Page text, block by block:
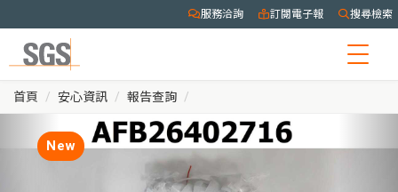
服務洽詢 訂閱電子報 搜尋檢索
首頁 安心資訊 報告查詢
New